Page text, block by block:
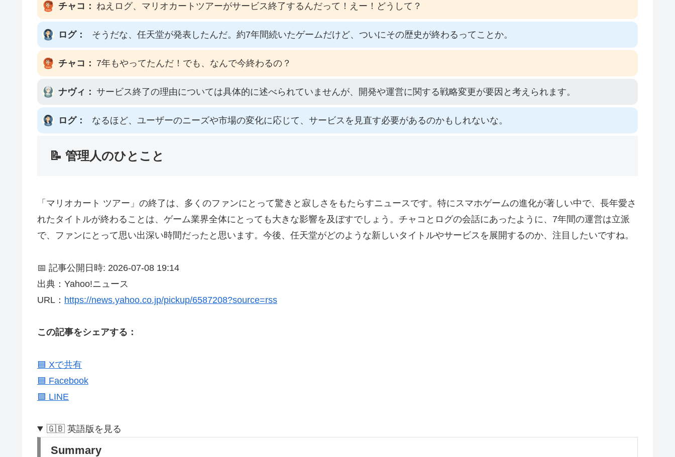
チャコ： ねえログ、マリオカートツアーがサービス終了するんだって！えー！どうして？
ログ： そうだな、任天堂が発表したんだ。約7年間続いたゲームだけど、ついにその歴史が終わるってことか。
チャコ： 7年もやってたんだ！でも、なんで今終わるの？
ナヴィ： サービス終了の理由については具体的に述べられていませんが、開発や運営に関する戦略変更が要因と考えられます。
ログ： なるほど、ユーザーのニーズや市場の変化に応じて、サービスを見直す必要があるのかもしれないな。
📝 管理人のひとこと
「マリオカート ツアー」の終了は、多くのファンにとって驚きと寂しさをもたらすニュースです。特にスマホゲームの進化が著しい中で、長年愛さ
れたタイトルが終わることは、ゲーム業界全体にとっても大きな影響を及ぼすでしょう。チャコとログの会話にあったように、7年間の運営は立派
で、ファンにとって思い出深い時間だったと思います。今後、任天堂がどのような新しいタイトルやサービスを展開するのか、注目したいですね。
📅 記事公開日時: 2026-07-08 19:14
出典：Yahoo!ニュース
URL： https://news.yahoo.co.jp/pickup/6587208?source=rss
この記事をシェアする：
🟦 Xで共有
🟦 Facebook
🟩 LINE
🇬🇧 英語版を見る
Summary